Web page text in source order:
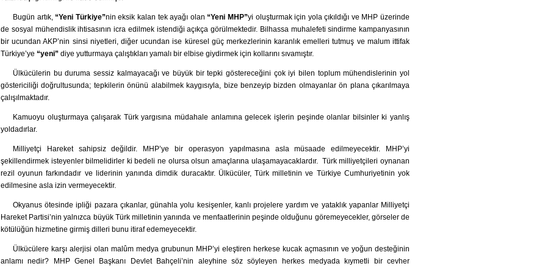
Bugün artık,“Yeni Türkiye”nin eksik kalan tek ayağı olan “Yeni MHP”yi oluşturmak için yola çıkıldığı ve MHP üzerinde
de sosyal mühendislik ihtisasının icra edilmek istendiği açıkça görülmektedir. Bilhassa muhalefeti sindirme kampanyasının
bir ucundan AKP’nin sinsi niyetleri, diğer ucundan ise küresel güç merkezlerinin karanlık emelleri tutmuş ve malum ittifak
Türkiye’ye “yeni” diye yutturmaya çalıştıkları yamalı bir elbise giydirmek için kollarını sıvamıştır.
Ülkücülerin bu duruma sessiz kalmayacağı ve büyük bir tepki göstereceğini çok iyi bilen toplum mühendislerinin yol
göstericiliği doğrultusunda; tepkilerin önünü alabilmek kaygısıyla, bize benzeyip bizden olmayanlar ön plana çıkarılmaya
çalışılmaktadır.
Kamuoyu oluşturmaya çalışarak Türk yargısına müdahale anlamına gelecek işlerin peşinde olanlar bilsinler ki yanlış
yoldadırlar.
Milliyetçi Hareket sahipsiz değildir. MHP’ye bir operasyon yapılmasına asla müsaade edilmeyecektir. MHP’yi
şekillendirmek isteyenler bilmelidirler ki bedeli ne olursa olsun amaçlarına ulaşamayacaklardır. Türk milliyetçileri oynanan
rezil oyunun farkındadır ve liderinin yanında dimdik duracaktır. Ülkücüler, Türk milletinin ve Türkiye Cumhuriyetinin yok
edilmesine asla izin vermeyecektir.
Okyanus ötesinde ipliği pazara çıkanlar, günahla yolu kesişenler, kanlı projelere yardım ve yataklık yapanlar Milliyetçi
Hareket Partisi’nin yalnızca büyük Türk milletinin yanında ve menfaatlerinin peşinde olduğunu göremeyecekler, görseler de
kötülüğün hizmetine girmiş dilleri bunu itiraf edemeyecektir.
Ülkücülere karşı alerjisi olan malûm medya grubunun MHP’yi eleştiren herkese kucak açmasının ve yoğun desteğinin
anlamı nedir? MHP Genel Başkanı Devlet Bahçeli’nin aleyhine söz söyleyen herkes medyada kıymetli bir cevher